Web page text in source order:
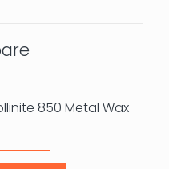
850 Metal Wax